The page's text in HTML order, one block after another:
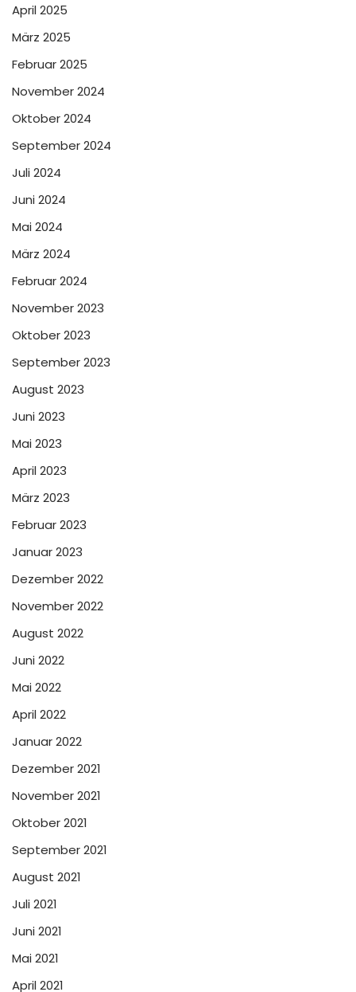
April 2025
März 2025
Februar 2025
November 2024
Oktober 2024
September 2024
Juli 2024
Juni 2024
Mai 2024
März 2024
Februar 2024
November 2023
Oktober 2023
September 2023
August 2023
Juni 2023
Mai 2023
April 2023
März 2023
Februar 2023
Januar 2023
Dezember 2022
November 2022
August 2022
Juni 2022
Mai 2022
April 2022
Januar 2022
Dezember 2021
November 2021
Oktober 2021
September 2021
August 2021
Juli 2021
Juni 2021
Mai 2021
April 2021